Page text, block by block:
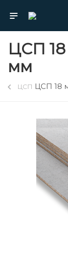
ЦСП 18
мм
ЦСП ЦСП 18